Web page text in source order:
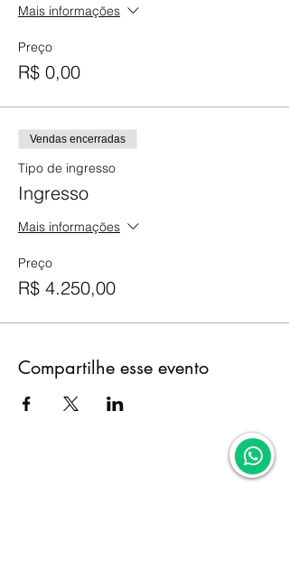
Mais informações
Preço
R$ 0,00
Vendas encerradas
Tipo de ingresso
Ingresso
Mais informações
Preço
R$ 4.250,00
Compartilhe esse evento
0